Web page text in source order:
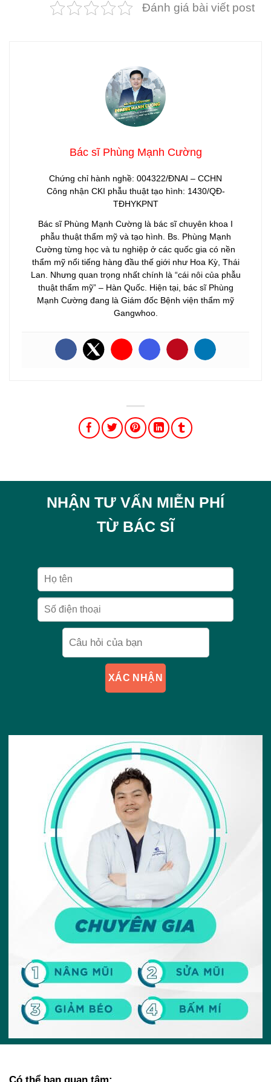
Đánh giá bài viết post
Bác sĩ Phùng Mạnh Cường
Chứng chỉ hành nghề: 004322/ĐNAI – CCHN
Công nhận CKI phẫu thuật tạo hình: 1430/QĐ-
TĐHYKPNT
Bác sĩ Phùng Mạnh Cường là bác sĩ chuyên khoa I
phẫu thuật thẩm mỹ và tạo hình. Bs. Phùng Mạnh
Cường từng học và tu nghiệp ở các quốc gia có nền
thẩm mỹ nổi tiếng hàng đầu thế giới như Hoa Kỳ, Thái
Lan. Nhưng quan trọng nhất chính là “cái nôi của phẫu
thuật thẩm mỹ” – Hàn Quốc. Hiện tại, bác sĩ Phùng
Mạnh Cường đang là Giám đốc Bệnh viện thẩm mỹ
Gangwhoo.
NHẬN TƯ VẤN MIỄN PHÍ
TỪ BÁC SĨ
XÁC NHẬN